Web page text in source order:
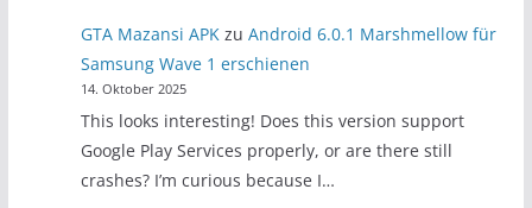
GTA Mazansi APK zuAndroid 6.0.1 Marshmellow für
Samsung Wave 1 erschienen
14. Oktober 2025
This looks interesting! Does this version support
Google Play Services properly, or are there still
crashes? I’m curious because I…